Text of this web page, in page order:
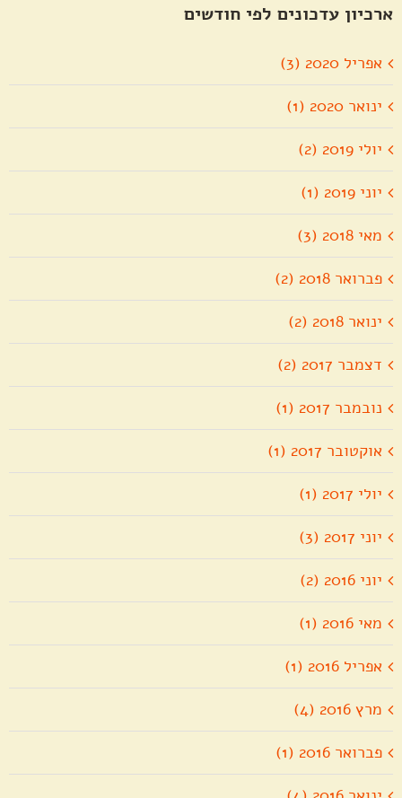
ארכיון עדכונים לפי חודשים
אפריל 2020 (3)
ינואר 2020 (1)
יולי 2019 (2)
יוני 2019 (1)
מאי 2018 (3)
פברואר 2018 (2)
ינואר 2018 (2)
דצמבר 2017 (2)
נובמבר 2017 (1)
אוקטובר 2017 (1)
יולי 2017 (1)
יוני 2017 (3)
יוני 2016 (2)
מאי 2016 (1)
אפריל 2016 (1)
מרץ 2016 (4)
פברואר 2016 (1)